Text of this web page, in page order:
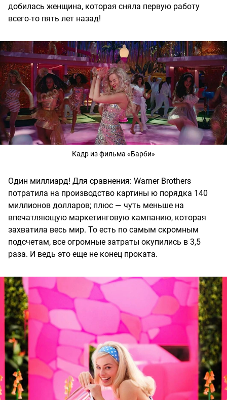
добилась женщина, которая сняла первую работу
всего-то пять лет назад!
Кадр из фильма «Барби»
Один миллиард! Для сравнения: Warner Brothers
потратила на производство картины ю порядка 140
миллионов долларов; плюс — чуть меньше на
впечатляющую маркетинговую кампанию, которая
захватила весь мир. То есть по самым скромным
подсчетам, все огромные затраты окупились в 3,5
раза. И ведь это еще не конец проката.